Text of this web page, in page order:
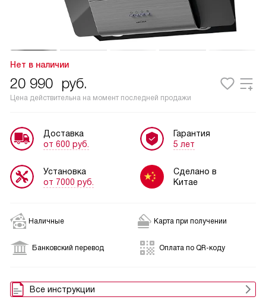
Нет в наличии
20 990 руб.
Цена действительна на момент последней продажи
Доставка
от 600 руб.
Установка
от 7000 руб.
Гарантия
5 лет
Сделано в
Китае
Наличные Карта при получении
Банковский перевод Оплата по QR-коду
Все инструкции